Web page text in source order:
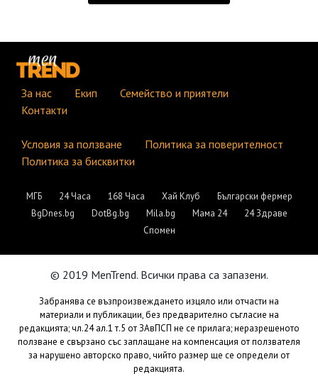
За нас Екип
Семейство и приятели
Контакти
Условия за ползване
Политика за поверителност
Политика за бисквитки
МГБ 24 Часа 168 Часа Хай Клуб
Български фермер
BgDnes.bg
DotBg.bg Mila.bg Мама 24
24 Здраве
Спомен
© 2019 MenTrend. Всички права са запазени.
Забранява се възпроизвеждането изцяло или отчасти на
материали и публикации, без предварително съгласие на
редакцията; чл.24 ал.1 т.5 от ЗАвПСП не се прилага; неразрешеното
ползване е свързано със заплащане на компенсация от ползвателя
за нарушено авторско право, чийто размер ще се определи от
редакцията.